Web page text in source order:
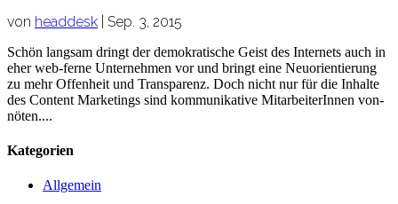
von headdesk Sep. 3, 2015
Schön langsam dringt der demokratische Geist des Internets auch in
eher web-ferne Unternehmen vor und bringt eine Neuorientierung
zu mehr Offenheit und Transparenz. Doch nicht nur für die Inhalte
des Content Marketings sind kommunikative MitarbeiterInnen von­
nöten....
Kategorien
Allgemein